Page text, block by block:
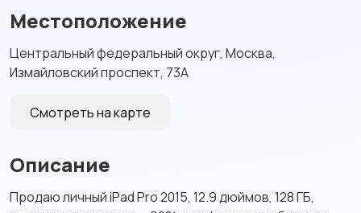
Местоположение
Центральный федеральный округ, Москва,
Измайловский проспект, 73А
Смотреть на карте
Описание
Продаю личный iPad Pro 2015, 12.9 дюймов, 128 ГБ,